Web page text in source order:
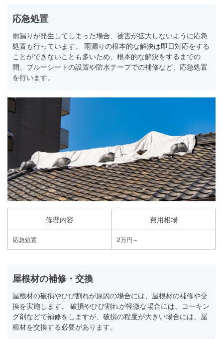
応急処置
雨漏りが発生してしまった場合、被害が拡大しないように応急
処置も行っています。 雨漏りの根本的な解決は即日対応をする
ことができないことも多いため、根本的な解決をするまでの
間、ブルーシートの設置や防水テープでの補修など、応急処置
を行います。
修理内容 費用相場
応急処置 2万円～
屋根材の補修・交換
屋根材の破損やひび割れが原因の場合には、屋根材の補修や交
換を実施します。 破損やひび割れが軽微な場合には、コーキン
グ剤などで補修をしますが、破損の程度が大きい場合には、屋
根材を交換する必要があります。